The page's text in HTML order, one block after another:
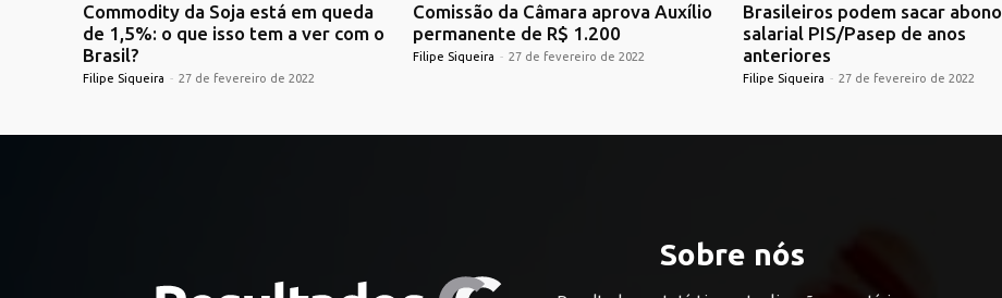
Commodity da Soja está em queda
de 1,5%: o que isso tem a ver com o
Brasil?
Filipe Siqueira - 27 de fevereiro de 2022
Comissão da Câmara aprova Auxílio
permanente de R$ 1.200
Filipe Siqueira - 27 de fevereiro de 2022
Brasileiros podem sacar abono
salarial PIS/Pasep de anos
anteriores
Filipe Siqueira - 27 de fevereiro de 2022
Sobre nós